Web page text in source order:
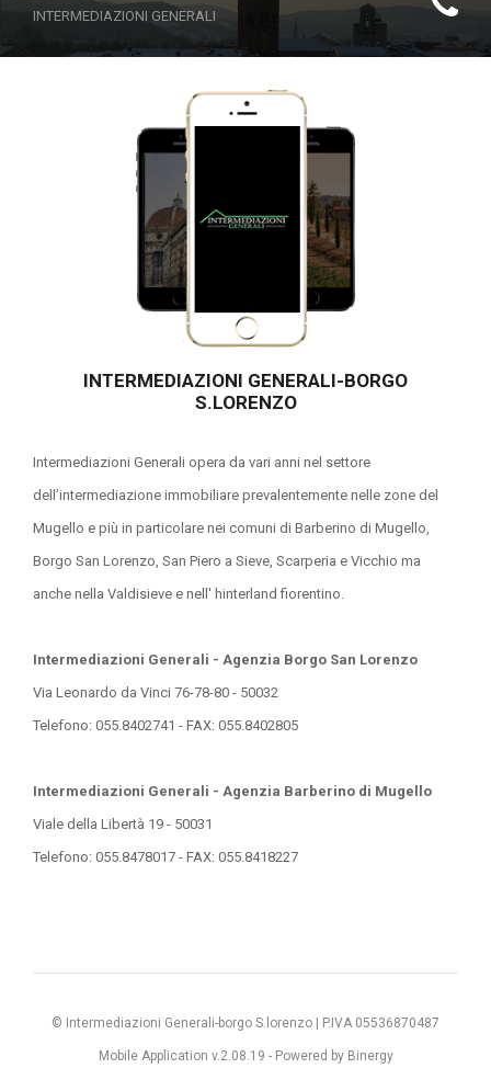
INTERMEDIAZIONI GENERALI
INTERMEDIAZIONI GENERALI-BORGO
S.LORENZO
Intermediazioni Generali opera da vari anni nel settore
dell’intermediazione immobiliare prevalentemente nelle zone del
Mugello e più in particolare nei comuni di Barberino di Mugello,
Borgo San Lorenzo, San Piero a Sieve, Scarperia e Vicchio ma
anche nella Valdisieve e nell' hinterland fiorentino.
Intermediazioni Generali - Agenzia Borgo San Lorenzo
Via Leonardo da Vinci 76-78-80 - 50032
Telefono: 055.8402741 - FAX: 055.8402805
Intermediazioni Generali - Agenzia Barberino di Mugello
Viale della Libertà 19 - 50031
Telefono: 055.8478017 - FAX: 055.8418227
© Intermediazioni Generali-borgo S.lorenzo | P.IVA 05536870487
Mobile Application v.2.08.19 - Powered by Binergy